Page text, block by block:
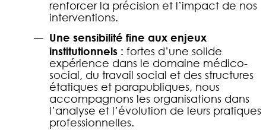
renforcer la précision et l’impact de nos
interventions.
Une sensibilité fine aux enjeux
institutionnels : fortes d’une solide
expérience dans le domaine médico-
social, du travail social et des structures
étatiques et parapubliques, nous
accompagnons les organisations dans
l’analyse et l’évolution de leurs pratiques
professionnelles.